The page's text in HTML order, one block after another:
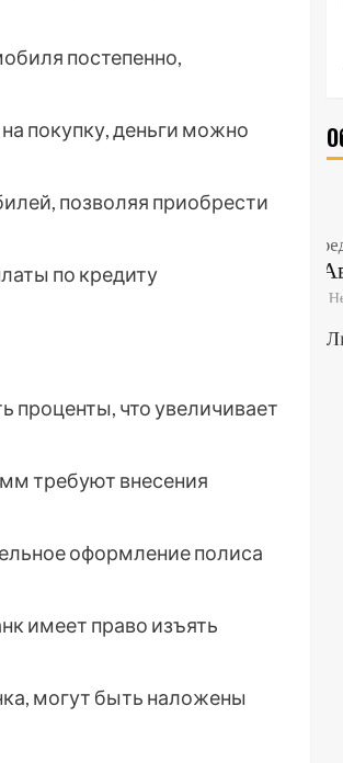
постепенно,
покупку, деньги можно
позволяя приобрести
по кредиту
проценты, что увеличивает
требуют внесения
оформление полиса
имеет право изъять
могут быть наложены